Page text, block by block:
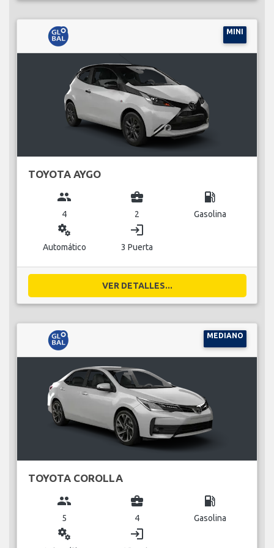
MINI
TOYOTA AYGO
group
4
business_center
2
local_gas_station
Gasolina
miscellaneous_services
Automático
login
3 Puerta
VER DETALLES...
MEDIANO
TOYOTA COROLLA
group
5
business_center
4
local_gas_station
Gasolina
miscellaneous_services login